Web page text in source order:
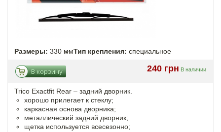
Размеры: 330 ммТип крепления: специальное
240 грн В наличии
В корзину
Trico Exactfit Rear – задний дворник.
хорошо прилегает к стеклу;
каркасная основа дворника;
металлический задний дворник;
щетка используется всесезонно;